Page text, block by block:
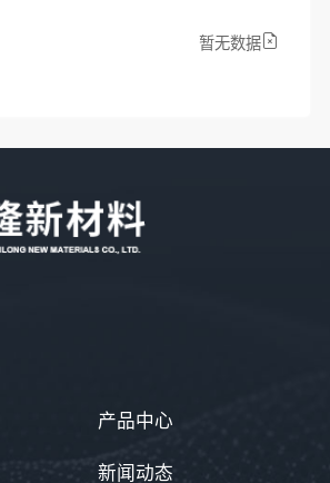
暂无数据
产品中心
新闻动态